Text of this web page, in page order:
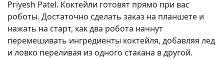
Priyesh Patel. Коктейли готовят прямо при вас
роботы. Достаточно сделать заказ на планшете и
нажать на старт, как два робота начнут
перемешивать ингредиенты коктейля, добавляя лед
и ловко переливая из одного стакана в другой.